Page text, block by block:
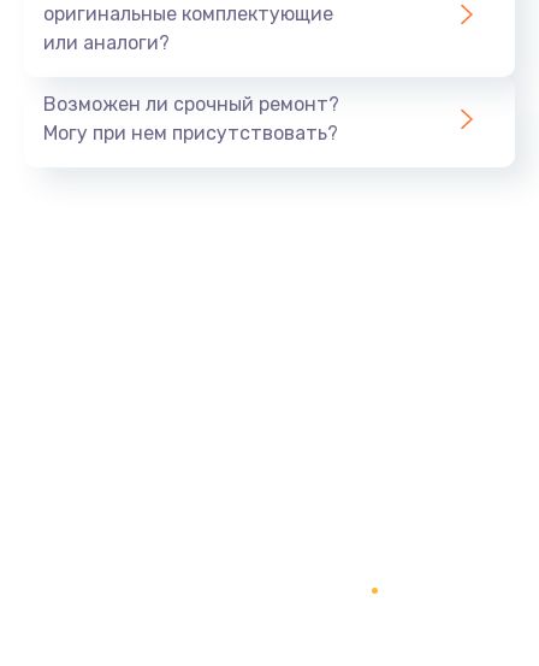
Заказать
оригинальные комплектующие
или аналоги?
Возможен ли срочный ремонт?
Могу при нем присутствовать?